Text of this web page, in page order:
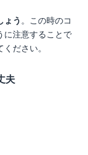
ょう 。この時のコ
に注意することで
ださい。
夫